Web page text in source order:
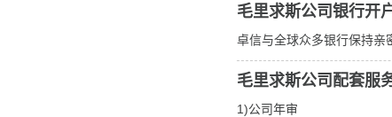
毛里求斯公司银行开
卓信与全球众多银行保持亲
毛里求斯公司配套服
1)公司年审